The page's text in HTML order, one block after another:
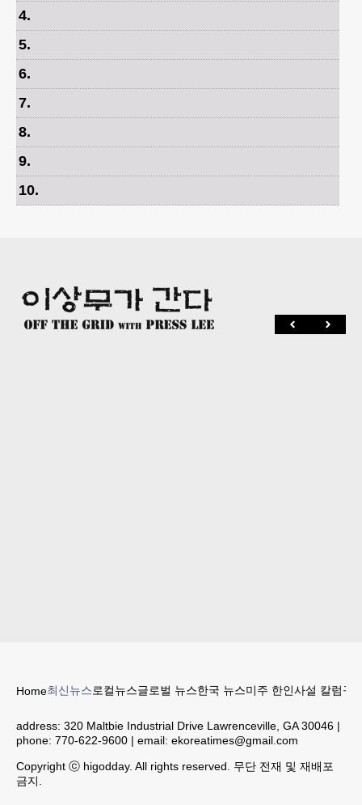
4.
5.
6.
7.
8.
9.
10.
Home최신뉴스로컬뉴스글로벌 뉴스한국 뉴스미주 한인사설 칼럼구
address: 320 Maltbie Industrial Drive Lawrenceville, GA 30046 |
phone: 770-622-9600 | email: ekoreatimes@gmail.com
Copyright ⓒ higodday. All rights reserved. 무단 전재 및 재배포
금지.